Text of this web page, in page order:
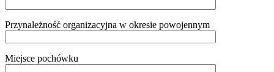
Przynależność organizacyjna w okresie powojennym
Miejsce pochówku